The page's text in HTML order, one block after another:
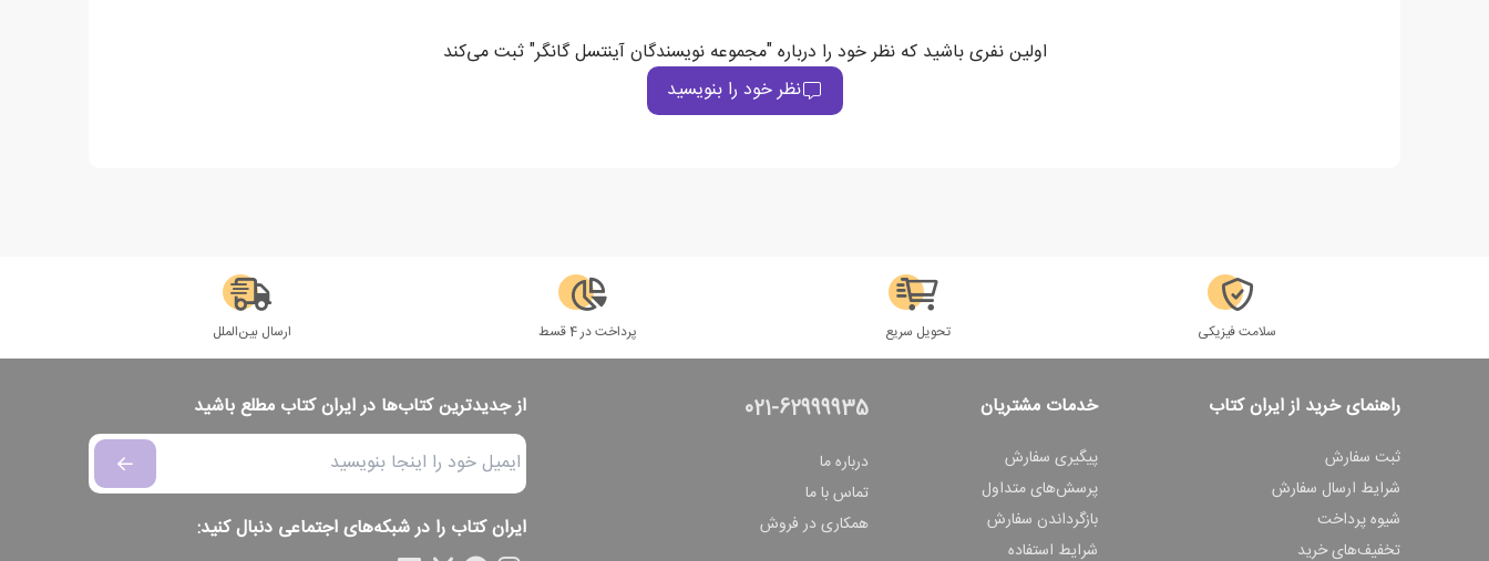
اولین نفری باشید که نظر خود را درباره "مجموعه نویسندگان آینتسل گانگر" ثبت می‌کند
نظر خود را بنویسید
سلامت فیزیکی تحویل سریع پرداخت در 4 قسط ارسال بین‌الملل
راهنمای خرید از ایران کتاب
ثبت سفارش
شرایط ارسال سفارش
شیوه پرداخت
تخفیف‌های خرید
خدمات مشتریان
پیگیری سفارش
پرسش‌های متداول
بازگرداندن سفارش
شرایط استفاده
021-62999935
درباره ما
تماس با ما
همکاری در فروش
از جدیدترین کتاب‌ها در ایران کتاب مطلع باشید
ایران کتاب را در شبکه‌های اجتماعی دنبال کنید: